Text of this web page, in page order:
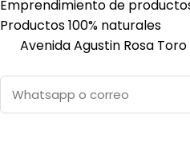
Emprendimiento de
Productos 100% naturales
Avenida Agustin Rosa Toro